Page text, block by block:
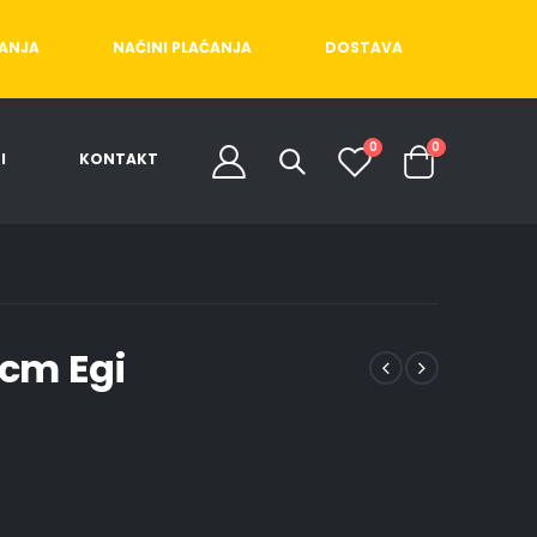
NAČINI PLAĆANJA DOSTAVA
KONTAKT
0 0
Egi